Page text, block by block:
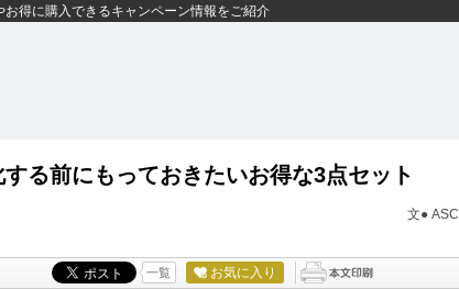
得に購入できるキャンペーン情報をご紹介
る前にもっておきたいお得な3点セット
文● ASCII
一覧 お気に入り